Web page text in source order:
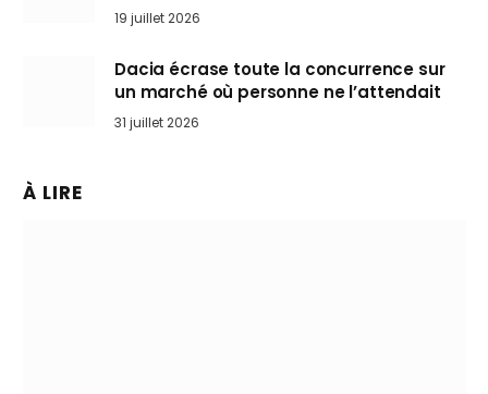
l’art de rouler cheveux au vent
19 juillet 2026
Dacia écrase toute la concurrence sur
un marché où personne ne l’attendait
31 juillet 2026
À LIRE